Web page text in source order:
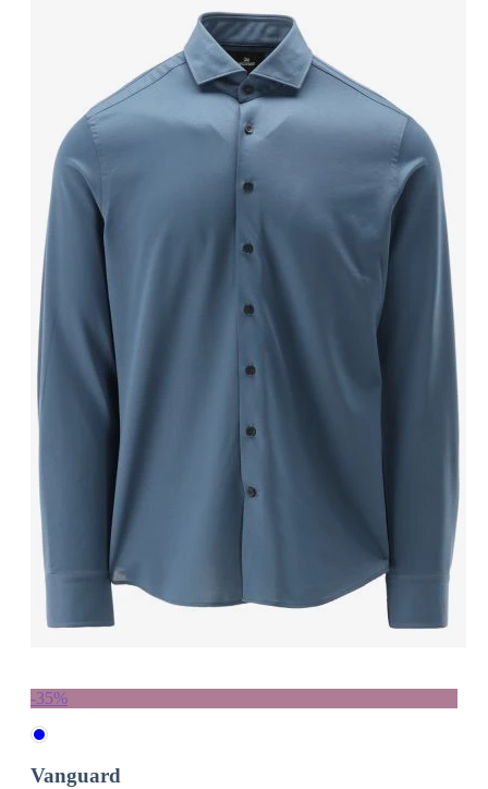
-35%
Vanguard